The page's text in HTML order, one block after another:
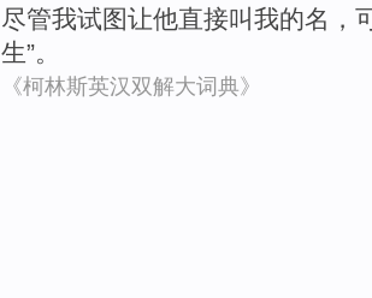
尽管我试图让他直接叫我的名 ，
生”。
《柯林斯英汉双解大词典》